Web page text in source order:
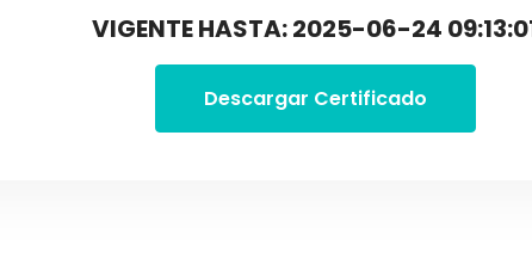
VIGENTE HASTA: 2025-06-24
Descargar Certificado